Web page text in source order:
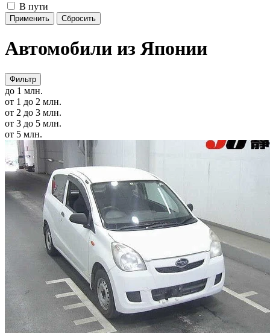
В пути
Применить Сбросить
Автомобили из Японии
Фильтр
до 1 млн.
от 1 до 2 млн.
от 2 до 3 млн.
от 3 до 5 млн.
от 5 млн.